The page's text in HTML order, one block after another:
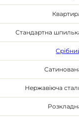
Стандартна
Нержавіюча